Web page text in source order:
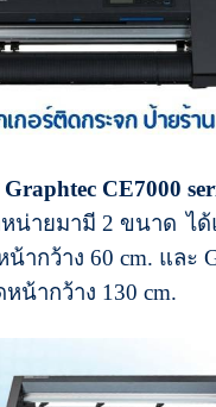
CE7000
น่ายมามี 2 ขนาด ไ
น้ากว้าง 60 cm. และ
น้ากว้าง 130 cm.